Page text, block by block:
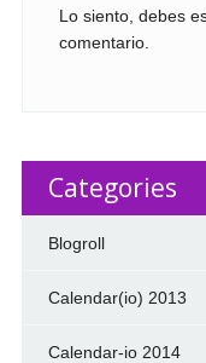
Lo siento, debes
comentario.
Categories
Blogroll
Calendar(io) 2013
Calendar-io 2014